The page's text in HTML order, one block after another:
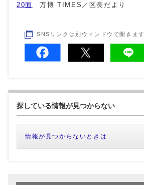
20面 万博 TIMES／区長だより
SNSリンクは別ウィンドウで開きます
探している情報が見つからない
情報が見つからないときは